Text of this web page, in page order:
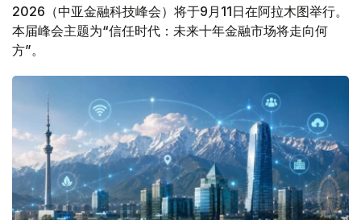
2026（中亚金融科技峰会）将于9月11日在阿拉木图举行。
本届峰会主题为“信任时代：未来十年金融市场将走向何
方”。